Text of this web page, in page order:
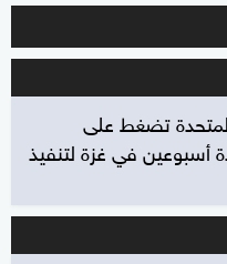
المتحدة تضغط على
أسبوعين في غزة لتنفيذ